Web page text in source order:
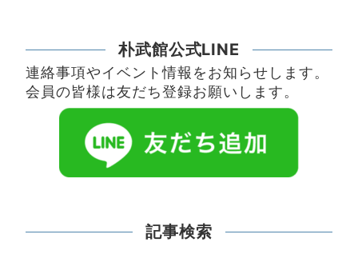
朴武館公式LINE
連絡事項やイベント情報をお知らせします。
会員の皆様は友だち登録お願いします。
記事検索